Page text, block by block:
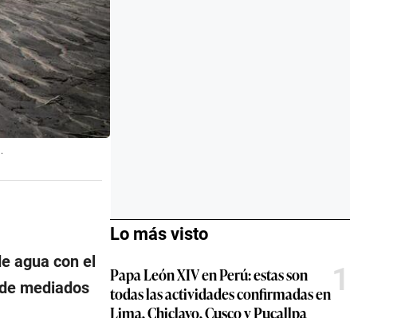
agua con el
mediados
Lo más visto
Papa León XIV en Perú: estas son
todas las actividades confirmadas en
Lima, Chiclayo, Cusco y Pucallpa
1